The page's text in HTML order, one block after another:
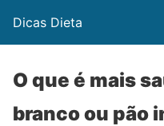
Dicas Dieta
O que é mais
branco ou pão